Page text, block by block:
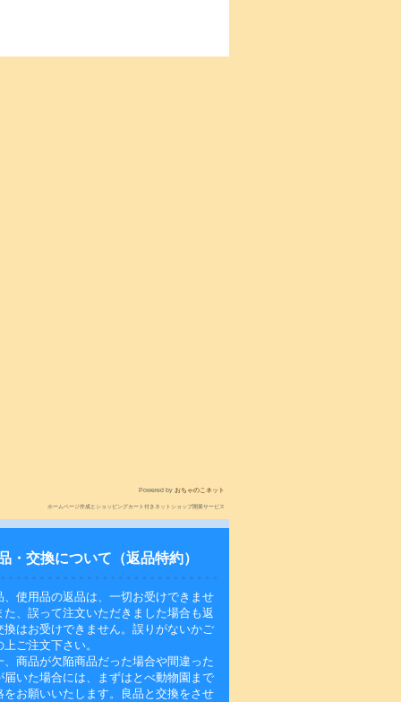
Powered by おちゃのこネット
ホームページ作成とショッピングカート付きネットショップ開業サービス
・交換について（返品特約）
、使用品の返品は、一切お受けできませ
た、誤って注文いただきました場合も返
換はお受けできません。誤りがないかご
上ご注文下さい。
、商品が欠陥商品だった場合や間違った
届いた場合には、まずはとべ動物園まで
をお願いいたします。良品と交換をさせ